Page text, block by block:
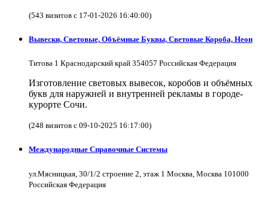
(543 визитов с 17-01-2026 16:40:00)
Вывески, Световые, Объёмные Буквы, Световые Короба, Неон
Титова 1 Краснодарский край 354057 Российская Федерация
Изготовление световых вывесок, коробов и объёмных
букв для наружней и внутренней рекламы в городе-
курорте Сочи.
(248 визитов с 09-10-2025 16:17:00)
Международные Справочные Системы
ул.Мясницкая, 30/1/2 строение 2, этаж 1 Москва, Москва 101000
Российская Федерация